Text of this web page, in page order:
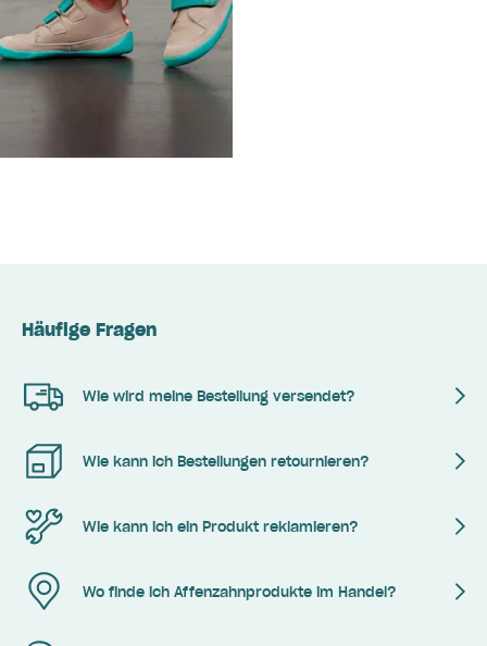
Häufige Fragen
Wie wird meine Bestellung versendet?
Wie kann ich Bestellungen retournieren?
Wie kann ich ein Produkt reklamieren?
Wo finde ich Affenzahnprodukte im Handel?